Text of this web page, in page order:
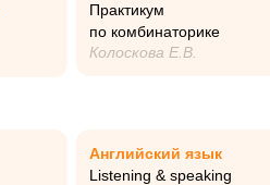
Практикум
по комбинаторике
Колоскова Е.В.
Английский язык
Listening & speaking